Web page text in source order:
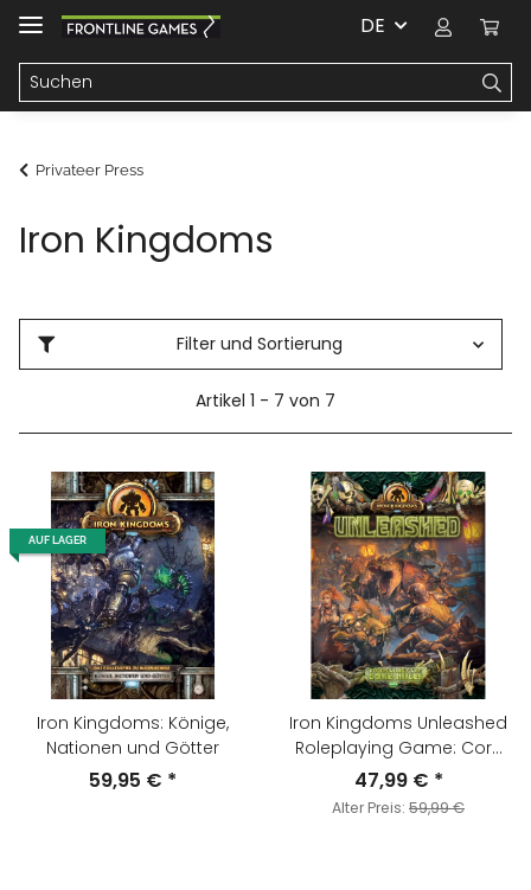
DE
Privateer Press
Iron Kingdoms
Filter und Sortierung
Artikel 1 - 7 von 7
AUF LAGER
Iron Kingdoms: Könige,
Nationen und Götter
59,95 € *
Iron Kingdoms Unleashed
Roleplaying Game: Core
Rules
47,99 € *
Alter Preis: 59,99 €